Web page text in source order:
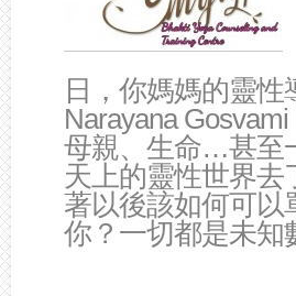
日，你媽媽的靈性
Narayana
母親、生命…甚至
天上的靈性世界
著以後該如何可以
你？一切都是未知